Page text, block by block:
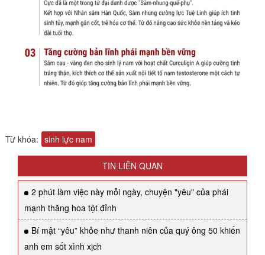
Từ khóa: sinh lực nam
TIN LIÊN QUAN
2 phút làm việc này mỗi ngày, chuyện "yêu" của phái
mạnh thăng hoa tột đỉnh
Bí mật “yêu” khỏe như thanh niên của quý ông 50 khiến
anh em sốt xình xịch